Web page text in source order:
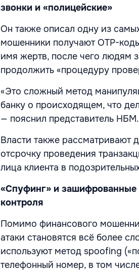
звонки и «полицейские»
Он также описал одну из
мошенники получают OTP-
имя жертв, после чего людям
продолжить «процедуру
«Это сложный метод
банку о происходящем, что
— пояснил представитель НБМ.
Власти также рассматривают
отсрочку проведения
лица клиента в
«Спуфинг» и зашифрованные
контроля
Помимо финансового
атаки становятся всё более
используют метод spoofing
телефонный номер, в том